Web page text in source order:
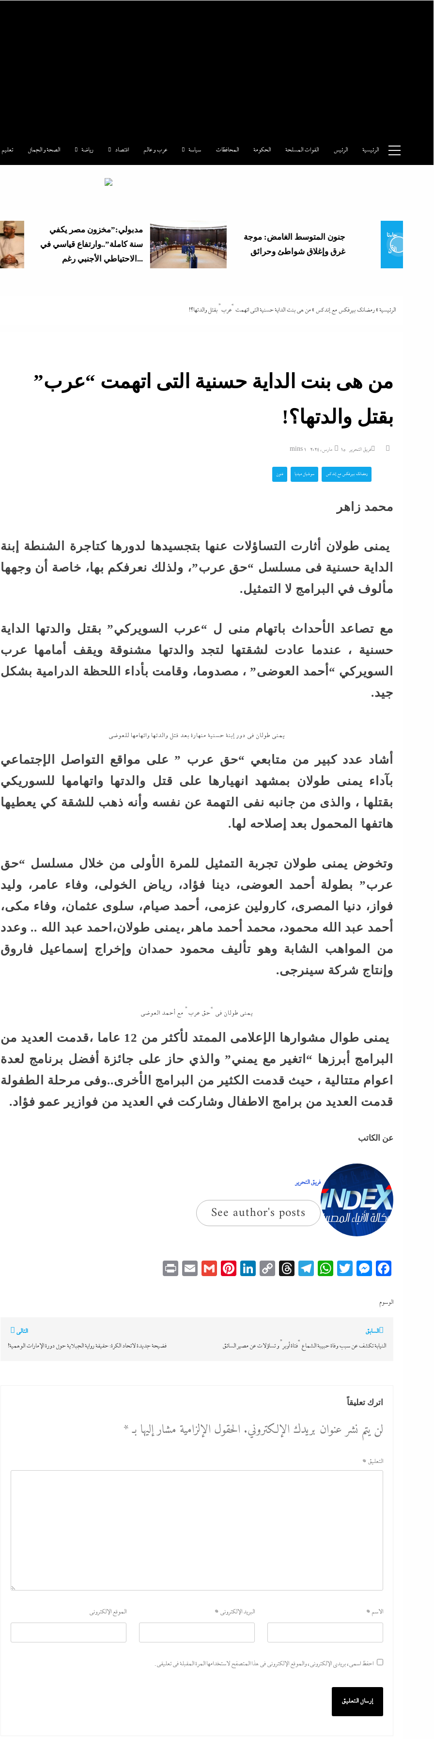
الرئيسية الرئيس القوات المسلحة الحكومة المحافظات سياسة عرب و عالم اقتصاد رياضة الصحة و الجمال تعليم
جاءنا
الآن
مدبولي:”مخزون مصر يكفي
سنة كاملة”..وارتفاع قياسي في
الاحتياطي الأجنبي رغم...
جنون المتوسط الغامض: موجة
غرق وإغلاق شواطئ وحرائق
الرئيسية»رمضانك بيرفكس مع إندكس »من هى بنت الداية حسنية التى اتهمت “عرب” بقتل والدتها؟!
من هى بنت الداية حسنية التى اتهمت “عرب”
بقتل والدتها؟!
فريق التحرير 15 مارس، 2024 1 mins
رمضانك بيرفكس مع إندكس سوشيال ميديا فنون
محمد زاهر
يمنى طولان أثارت التساؤلات عنها بتجسيدها لدورها كتاجرة الشنطة إبنة
الداية حسنية فى مسلسل “حق عرب”، ولذلك نعرفكم بها، خاصة أن وجهها
مألوف في البرامج لا التمثيل.
مع تصاعد الأحداث باتهام منى ل “عرب السويركي” بقتل والدتها الداية
حسنية ، عندما عادت لشقتها لتجد والدتها مشنوقة ويقف أمامها عرب
السويركي “أحمد العوضى” ، مصدوما، وقامت بأداء اللحظة الدرامية بشكل
جيد.
يمنى طولان في دور إبنة حسنية منهارة بعد قتل والدتها واتهامها للعوضي
أشاد عدد كبير من متابعي “حق عرب ” على مواقع التواصل الإجتماعي
بآداء يمنى طولان بمشهد انهيارها على قتل والدتها واتهامها للسوريكي
بقتلها ، والذى من جانبه نفى التهمة عن نفسه وأنه ذهب للشقة كي يعطيها
هاتفها المحمول بعد إصلاحه لها.
وتخوض يمنى طولان تجربة التمثيل للمرة الأولى من خلال مسلسل “حق
عرب” بطولة أحمد العوضى، دينا فؤاد، رياض الخولى، وفاء عامر، وليد
فواز، دنيا المصرى، كارولين عزمى، أحمد صيام، سلوى عثمان، وفاء مكى،
أحمد عبد الله محمود، محمد أحمد ماهر ،يمنى طولان،احمد عبد الله .. وعدد
من المواهب الشابة وهو تأليف محمود حمدان وإخراج إسماعيل فاروق
وإنتاج شركة سينرجى.
يمنى طولان في “حق عرب” مع أحمد العوضي
يمنى طوال مشوارها الإعلامى الممتد لأكثر من 12 عاما ،قدمت العديد من
البرامج أبرزها “اتغير مع يمني” والذي حاز على جائزة أفضل برنامج لعدة
اعوام متتالية ، حيث قدمت الكثير من البرامج الأخرى..وفى مرحلة الطفولة
قدمت العديد من برامج الاطفال وشاركت في العديد من فوازير عمو فؤاد.
عن الكاتب
فريق التحرير
See author's posts
Facebook
Messenger
Twitter
WhatsApp
Telegram
Threads
Copy
LinkedIn
Pinterest
Gmail
Email
الوسوم
تصفّح
المقالات
السابق
النيابة تكشف عن سبب وفاة حبيبة الشماع “فتاة أوبر” و تساؤلات عن مصير السائق
التالي
فضيحة جديدة لاتحاد الكرة: حقيقة رواية الجبلاية حول دورة الإمارات الوهمية!
اترك تعليقاً
لن يتم نشر عنوان بريدك الإلكتروني.الحقول الإلزامية مشار إليها بـ*
التعليق *
الاسم * البريد الإلكتروني * الموقع الإلكتروني
احفظ اسمي، بريدي الإلكتروني، والموقع الإلكتروني في هذا المتصفح لاستخدامها المرة المقبلة في تعليقي.